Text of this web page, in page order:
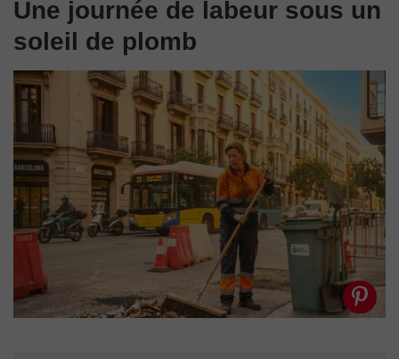
Une journée de labeur sous un
soleil de plomb